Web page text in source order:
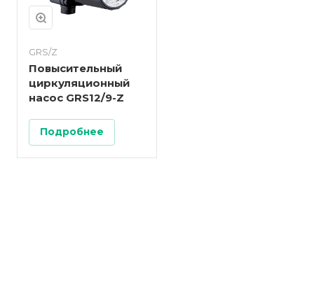
GRS/Z
Повысительный
циркуляционный
насос GRS12/9-Z
Подробнее